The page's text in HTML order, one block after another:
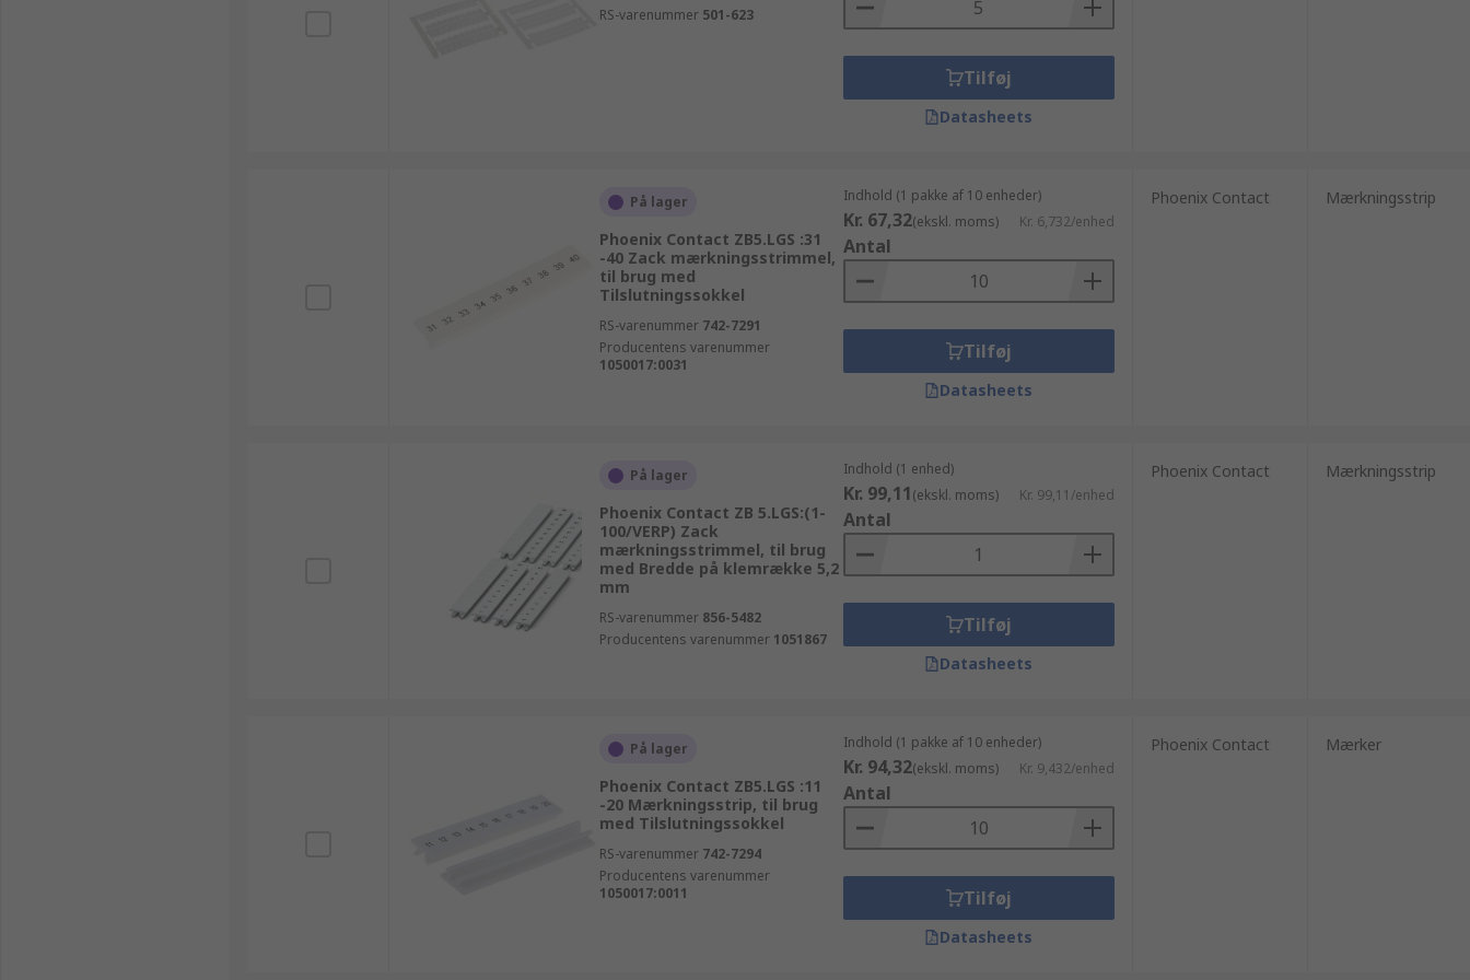
RS-varenummer 501-623
Tilføj
Datasheets
På lager
Phoenix Contact ZB5.LGS :31
-40 Zack mærkningsstrimmel,
til brug med
Tilslutningssokkel
RS-varenummer 742-7291
Producentens varenummer
1050017:0031
Indhold (1 pakke af 10 enheder)
Kr. 67,32(ekskl. moms) Kr. 6,732/enhed
Antal
Tilføj
Datasheets
Phoenix Contact Mærkningsstrip
På lager
Phoenix Contact ZB 5.LGS:(1-
100/VERP) Zack
mærkningsstrimmel, til brug
med Bredde på klemrække 5,2
mm
RS-varenummer 856-5482
Producentens varenummer 1051867
Indhold (1 enhed)
Kr. 99,11(ekskl. moms) Kr. 99,11/enhed
Antal
Tilføj
Datasheets
Phoenix Contact Mærkningsstrip
På lager
Phoenix Contact ZB5.LGS :11
-20 Mærkningsstrip, til brug
med Tilslutningssokkel
RS-varenummer 742-7294
Producentens varenummer
1050017:0011
Indhold (1 pakke af 10 enheder)
Kr. 94,32(ekskl. moms) Kr. 9,432/enhed
Antal
Tilføj
Datasheets
Phoenix Contact Mærker